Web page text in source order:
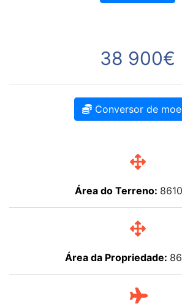
38 900€
Conversor de
Área do Terreno:
Área da Propriedade: